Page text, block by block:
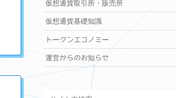
仮想通貨取引所・販売所
仮想通貨基礎知識
トークンエコノミー
運営からのお知らせ